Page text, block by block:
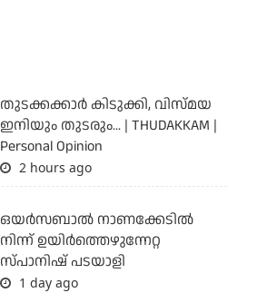
തുടക്കക്കാര്‍ കിടുക്കി, വിസ്മയ
ഇനിയും തുടരും... | THUDAKKAM |
Personal Opinion
2 hours ago
ഒയര്‍സബാൽ നാണക്കേടിൽ
നിന്ന് ഉയിർത്തെഴുന്നേറ്റ
സ്പാനിഷ് പടയാളി
1 day ago